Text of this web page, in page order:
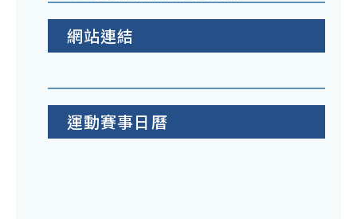
網站連結
運動賽事日曆